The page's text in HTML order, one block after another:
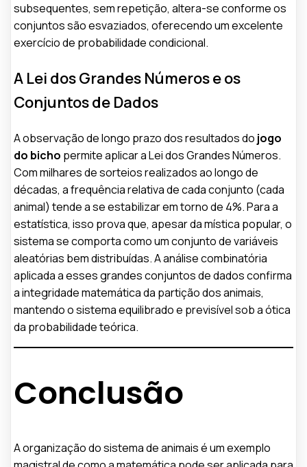
subsequentes, sem repetição, altera-se conforme os
conjuntos são esvaziados, oferecendo um excelente
exercício de probabilidade condicional.
A Lei dos Grandes Números e os
Conjuntos de Dados
A observação de longo prazo dos resultados do jogo
do bicho permite aplicar a Lei dos Grandes Números.
Com milhares de sorteios realizados ao longo de
décadas, a frequência relativa de cada conjunto (cada
animal) tende a se estabilizar em torno de 4%. Para a
estatística, isso prova que, apesar da mística popular, o
sistema se comporta como um conjunto de variáveis
aleatórias bem distribuídas. A análise combinatória
aplicada a esses grandes conjuntos de dados confirma
a integridade matemática da partição dos animais,
mantendo o sistema equilibrado e previsível sob a ótica
da probabilidade teórica.
Conclusão
A organização do sistema de animais é um exemplo